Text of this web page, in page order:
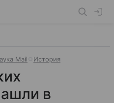
Mail История
в